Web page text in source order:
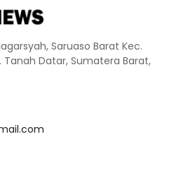
Saruaso Barat Kec.
Tanah Datar, Sumatera Barat,